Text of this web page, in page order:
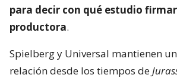
para decir con qué estudio
productora.
Spielberg y Universal mantienen
relación desde los tiempos de